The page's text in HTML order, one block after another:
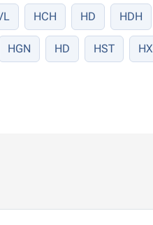
HCH HD HDH
HGN HD HST HX